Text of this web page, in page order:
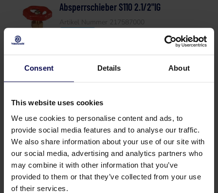
Consent Details About
This website uses cookies
We use cookies to personalise content and ads, to
provide social media features and to analyse our traffic.
We also share information about your use of our site with
our social media, advertising and analytics partners who
may combine it with other information that you’ve
provided to them or that they’ve collected from your use
of their services.
Absperrschieber S110 2.1/2"IG
Absperrschieber S110 3"IG
Artikel Nummer 217588000
Absperrschieber S110 3/4"IG
Artikel Nummer 217582000